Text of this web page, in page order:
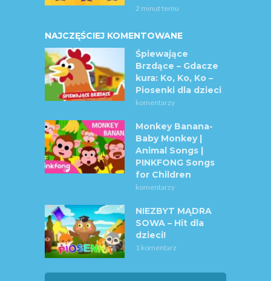
2 minut temu
NAJCZĘŚCIEJ KOMENTOWANE
Śpiewające
Brzdące – Gdacze
kura: Ko, Ko, Ko –
Piosenki dla dzieci
komentarzy
Monkey Banana-
Baby Monkey |
Animal Songs |
PINKFONG Songs
for Children
komentarzy
NIEZBYT MĄDRA
SOWA – Hit dla
dzieci!
1 komentarz